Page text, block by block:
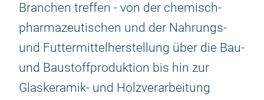
Branchen treffen - von der chemisch-
pharmazeutischen und der Nahrungs-
und Futtermittelherstellung über die Bau-
und Baustoffproduktion bis hin zur
Glaskeramik- und Holzverarbeitung